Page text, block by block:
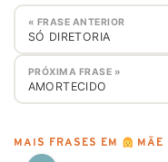
« FRASE ANTERIOR
SÓ DIRETORIA
PRÓXIMA FRASE »
AMORTECIDO
MAIS FRASES EM MÃE